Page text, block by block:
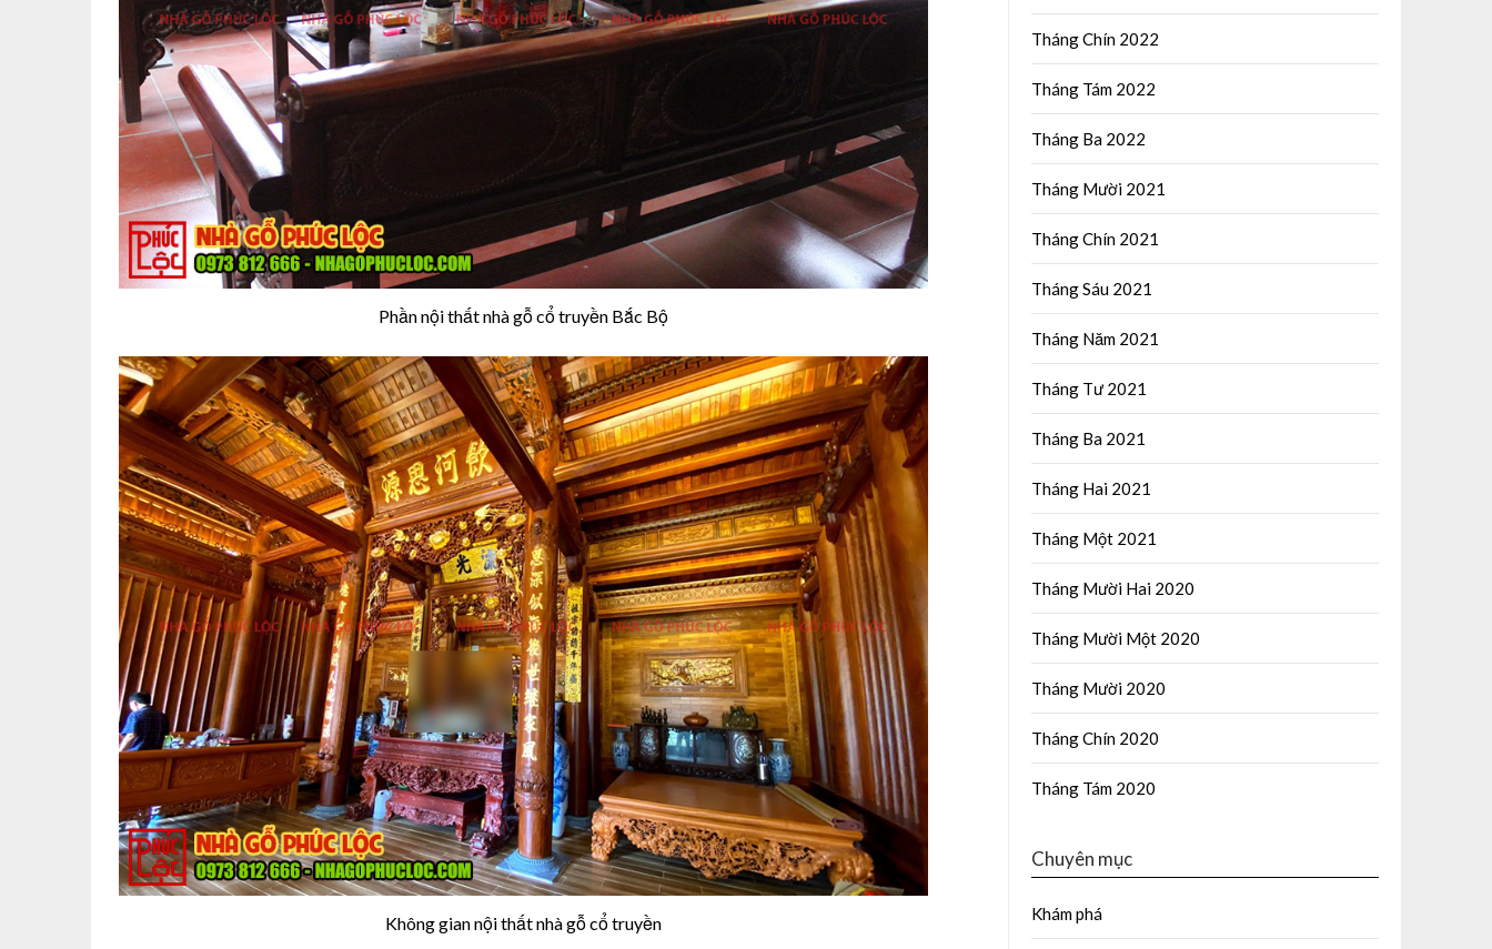
Phần nội thất nhà gỗ cổ truyền Bắc Bộ
Không gian nội thất nhà gỗ cổ truyền
Tháng Chín 2022
Tháng Tám 2022
Tháng Ba 2022
Tháng Mười 2021
Tháng Chín 2021
Tháng Sáu 2021
Tháng Năm 2021
Tháng Tư 2021
Tháng Ba 2021
Tháng Hai 2021
Tháng Một 2021
Tháng Mười Hai 2020
Tháng Mười Một 2020
Tháng Mười 2020
Tháng Chín 2020
Tháng Tám 2020
Chuyên mục
Khám phá